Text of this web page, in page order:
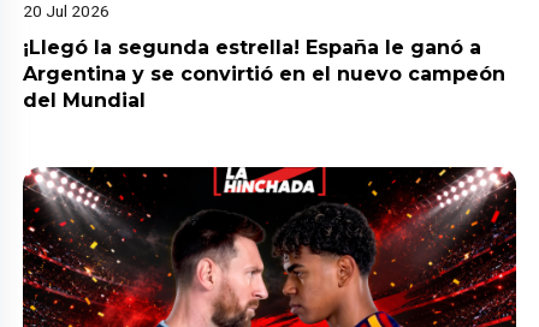
20 Jul 2026
¡Llegó la segunda estrella! España le ganó a
Argentina y se convirtió en el nuevo campeón
del Mundial